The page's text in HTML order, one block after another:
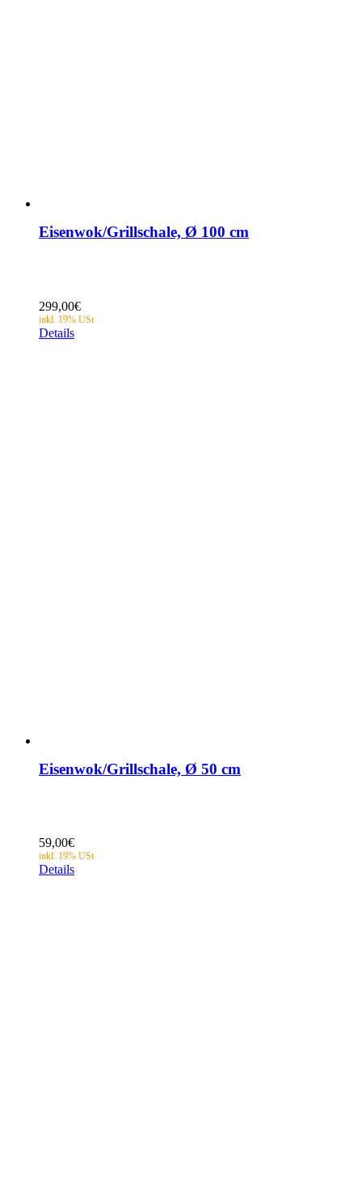
Eisenwok/Grillschale, Ø 100 cm
299,00€
Details
Eisenwok/Grillschale, Ø 50 cm
59,00€
Details